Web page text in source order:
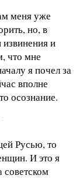
меня уже
но, в
и
что мне
я почел за
вполне
осознание.
Русью, то
И это я